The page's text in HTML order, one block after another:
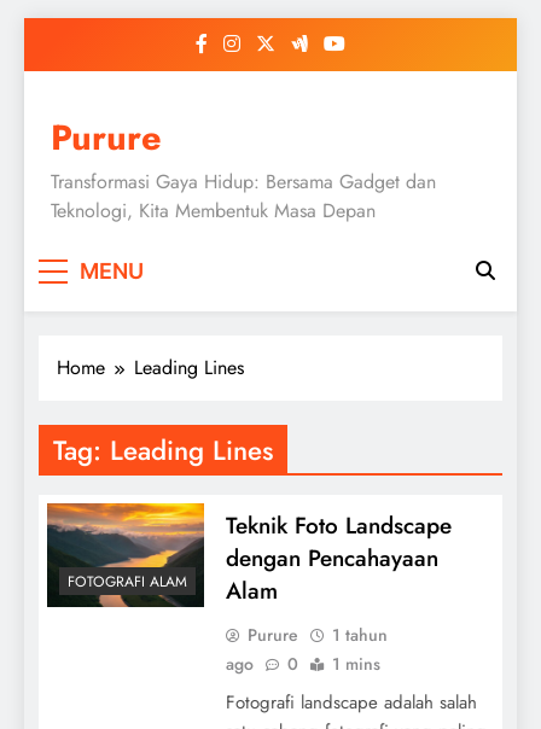
Purure
Transformasi Gaya Hidup: Bersama Gadget dan
Teknologi, Kita Membentuk Masa Depan
MENU
Home Leading Lines
Tag: Leading Lines
FOTOGRAFI ALAM
Teknik Foto Landscape
dengan Pencahayaan
Alam
Purure
1 tahun
ago
0 1 mins
Fotografi landscape adalah salah